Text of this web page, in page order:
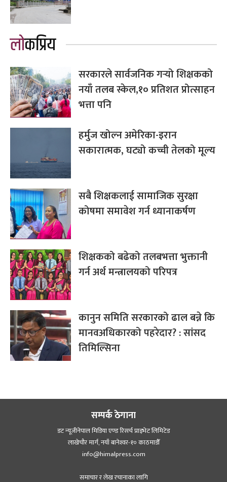
लोकप्रिय
सरकारले सार्वजनिक गर्‍यो शिक्षकको
नयाँ तलब स्केल,१० प्रतिशत प्रोत्साहन
भत्ता पनि
हर्मुज खोल्न अमेरिका-इरान
सकारात्मक, घट्यो कच्ची तेलको मूल्य
सबै शिक्षकलाई सामाजिक सुरक्षा
कोषमा समावेश गर्न ध्यानाकर्षण
शिक्षकको बढेको तलबभत्ता भुक्तानी
गर्न अर्थ मन्त्रालयको परिपत्र
कानुन समिति सरकारको ढाल बन्ने कि
मानवअधिकारको पहरेदार? : सांसद
तिमिल्सिना
सम्पर्क ठेगाना
डट न्यूजीनेपाल मिडिया एण्ड रिसर्च प्राइभेट लिमिटेड
लाखेचौर मार्ग, नयाँ बानेश्‍वर-१० काठमाडौँ
info@himalpress.com
समाचार र लेख रचानाका लागि